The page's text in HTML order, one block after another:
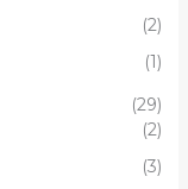
(2)
(1)
(29)
(2)
(3)